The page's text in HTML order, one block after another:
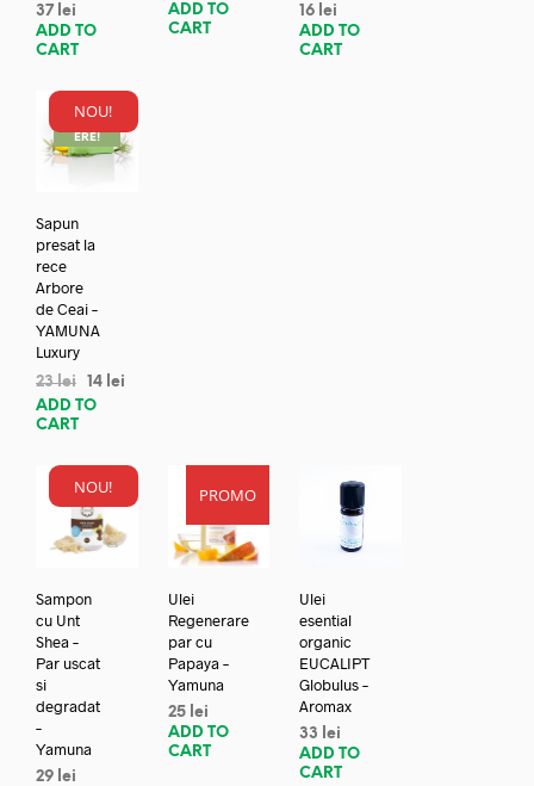
37 lei
ADD TO
CART
ADD TO
CART
16 lei
ADD TO
CART
NOU!
REDUC
ERE!
Sapun
presat la
rece
Arbore
de Ceai –
YAMUNA
Luxury
23lei 14 lei
ADD TO
CART
NOU!
Sampon
cu Unt
Shea –
Par uscat
si
degradat
–
Yamuna
29 lei
PROMO
Ulei
Regenerare
par cu
Papaya –
Yamuna
25 lei
ADD TO
CART
Ulei
esential
organic
EUCALIPT
Globulus –
Aromax
33
lei
ADD TO
CART